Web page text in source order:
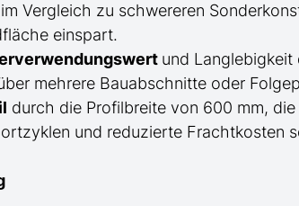
Vergleich zu schwereren
einspart.
und
mehrere Bauabschnitte oder
durch die Profilbreite von 600 mm,
und reduzierte Frachtkosten